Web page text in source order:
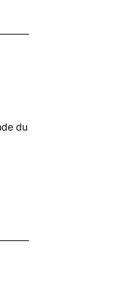
du